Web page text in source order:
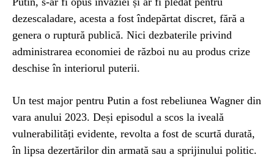
dezescaladare, acesta a fost îndepărtat discret, fără a
genera o ruptură publică. Nici dezbaterile privind
administrarea economiei de război nu au produs crize
deschise în interiorul puterii.
Un test major pentru Putin a fost rebeliunea Wagner din
vara anului 2023. Deși episodul a scos la iveală
vulnerabilități evidente, revolta a fost de scurtă durată,
în lipsa dezertărilor din armată sau a sprijinului politic.